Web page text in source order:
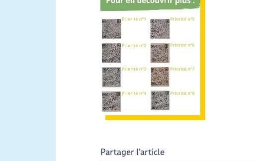
Partager l’article